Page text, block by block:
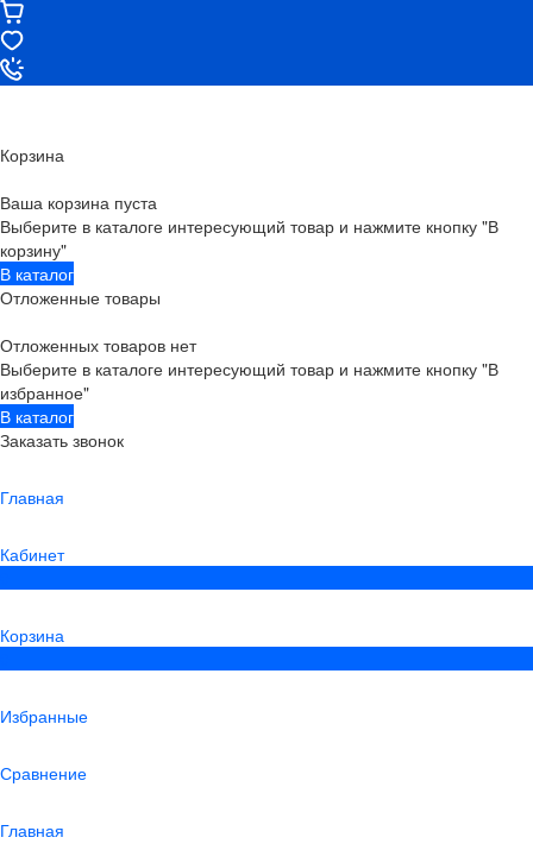
Корзина
Ваша корзина пуста
Выберите в каталоге интересующий товар и нажмите кнопку "В
корзину"
В каталог
Отложенные товары
Отложенных товаров нет
Выберите в каталоге интересующий товар и нажмите кнопку "В
избранное"
В каталог
Заказать звонок
Главная
Кабинет
Корзина
Избранные
Сравнение
Главная